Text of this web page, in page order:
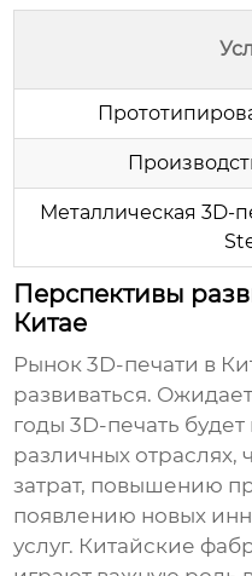
Металлическая 3D-
Перспективы
Китае
Рынок 3D-печати в
развиваться.
годы 3D-печать
различных
затрат, повышению
появлению новых
услуг. Китайские